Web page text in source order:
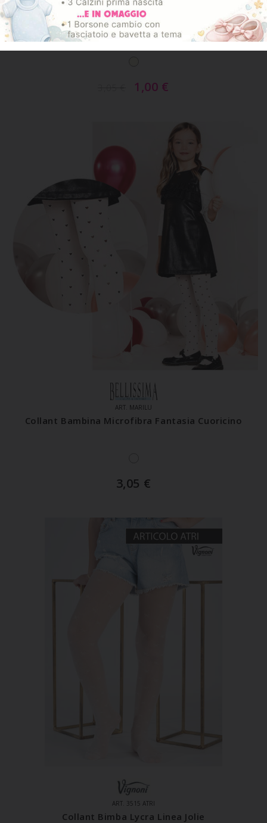
ART. MATILDE
Collant Bimba Microfibra Con Fantasia Cuori
1,00 €
ART. MARILU
Collant Bambina Microfibra Fantasia Cuoricino
3,05 €
ART. 3515 ATRI
Collant Bimba Lycra Linea Jolie